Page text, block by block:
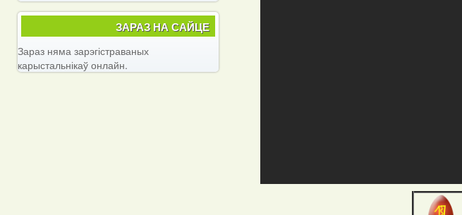
ЗАРАЗ НА САЙЦЕ
Зараз няма зарэгістраваных
карыстальнікаў онлайн.